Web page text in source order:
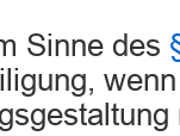
Sinne des